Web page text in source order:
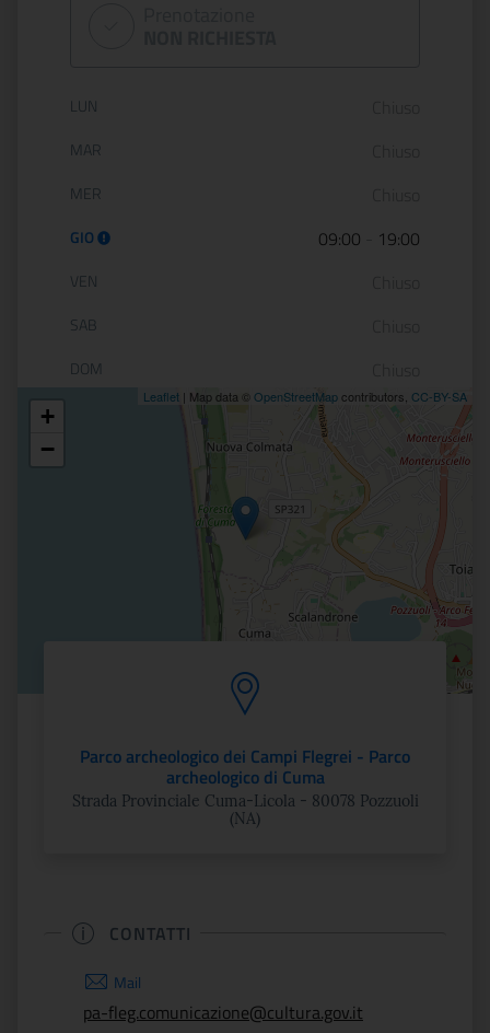
Orario di apertura:
LUN
MAR
MER
GIO 09:00 19:00
VEN
SAB
DOM
Posizione
+
−
Leaflet | Map data © OpenStreetMapcontributors, CC-BY-SA
Parco archeologico dei Campi Flegrei - Parco
archeologico di Cuma
Strada Provinciale Cuma-Licola - 80078 Pozzuoli
(NA)
CONTATTI
Mail
pa-fleg.comunicazione@cultura.gov.it